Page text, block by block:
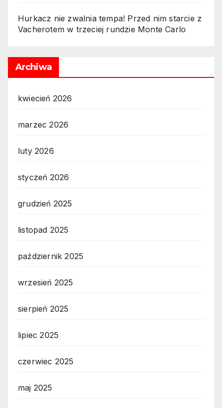
Hurkacz nie zwalnia tempa! Przed nim starcie z
Vacherotem w trzeciej rundzie Monte Carlo
Archiwa
kwiecień 2026
marzec 2026
luty 2026
styczeń 2026
grudzień 2025
listopad 2025
październik 2025
wrzesień 2025
sierpień 2025
lipiec 2025
czerwiec 2025
maj 2025